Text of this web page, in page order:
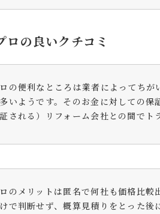
ロの良いクチコミ
の便利なところは業者によってち
いようです。そのお金に対しての
れる）リフォーム会社との間でト
のメリットは匿名で何社も価格比
で判断せず、概算見積りをとった